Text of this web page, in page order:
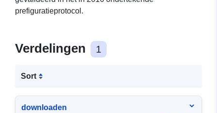
prefiguratieprotocol.
Verdelingen 1
Sort
downloaden